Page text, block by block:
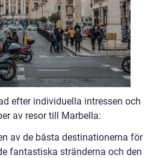
efter individuella intressen och
av resor till Marbella:
av de bästa destinationerna för
fantastiska stränderna och den